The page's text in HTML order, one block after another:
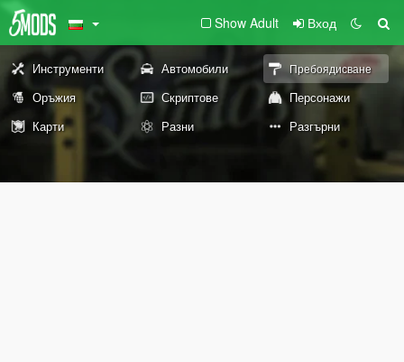
Show Adult Вход
Инструменти Автомобили Пребоядисване
Оръжия Скриптове
Персонажи
Карти
Разни Разгърни